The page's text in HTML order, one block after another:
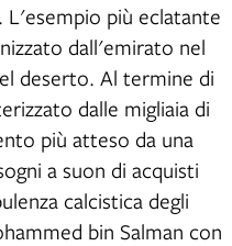
più eclatante
dall'emirato nel
deserto. Al termine di
dalle migliaia di
più atteso da una
a suon di acquisti
calcistica degli
bin Salman con